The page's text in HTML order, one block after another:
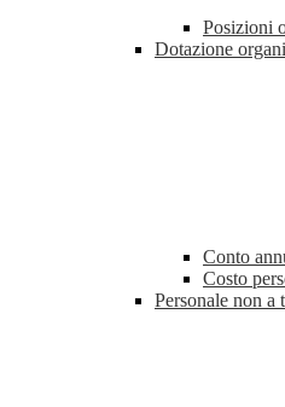
Posizioni
Dotazione
Conto
Costo
Personale non a